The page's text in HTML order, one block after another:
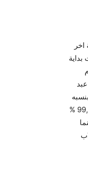
بداية
نجاح 68,3 % ,وأضاف عبد الحميد أن الـ11 طالبا الأوائل منهم 9 حاصلين على الدرجة النهائية و2 حصلا على 99,5 %
بينما